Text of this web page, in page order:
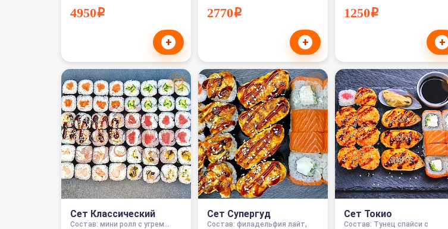
4950i
+
2770i
+
1250i
+
Сет Классический
Состав: мини ролл с угрем...
Сет Супергуд
Состав: филадельфия лайт,
Сет Токио
Состав: Тунец спайси с